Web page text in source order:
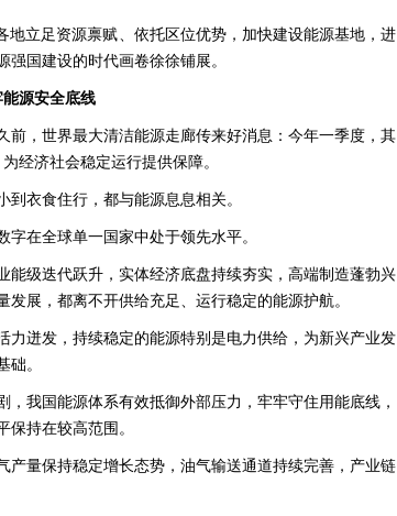
地立足资源禀赋、依托区位优势，加快建设能源基地，进
国建设的时代画卷徐徐铺展。
源安全底线
，世界最大清洁能源走廊传来好消息：今年一季度，其
经济社会稳定运行提供保障。
衣食住行，都与能源息息相关。
在全球单一国家中处于领先水平。
级迭代跃升，实体经济底盘持续夯实，高端制造蓬勃兴
展，都离不开供给充足、运行稳定的能源护航。
力迸发，持续稳定的能源特别是电力供给，为新兴产业发
。
我国能源体系有效抵御外部压力，牢牢守住用能底线，
持在较高范围。
量保持稳定增长态势，油气输送通道持续完善，产业链